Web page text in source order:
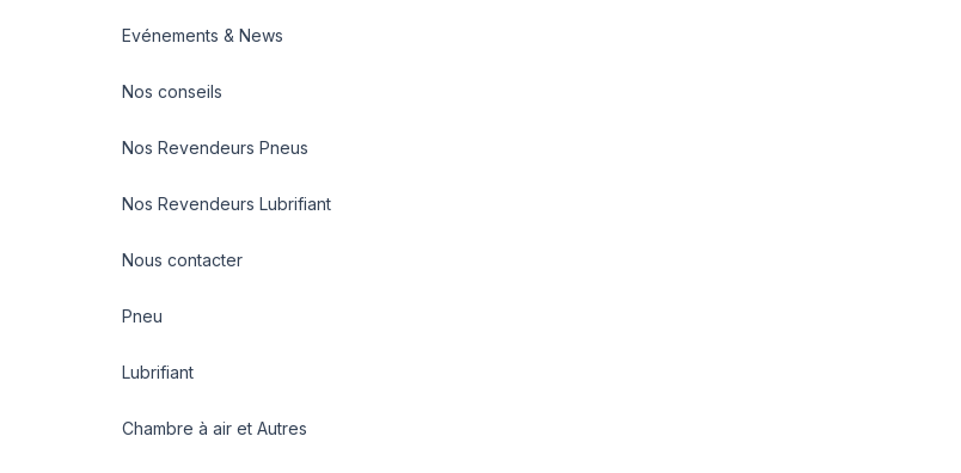
Evénements & News
Nos conseils
Nos Revendeurs Pneus
Nos Revendeurs Lubrifiant
Nous contacter
Pneu
Lubrifiant
Chambre à air et Autres